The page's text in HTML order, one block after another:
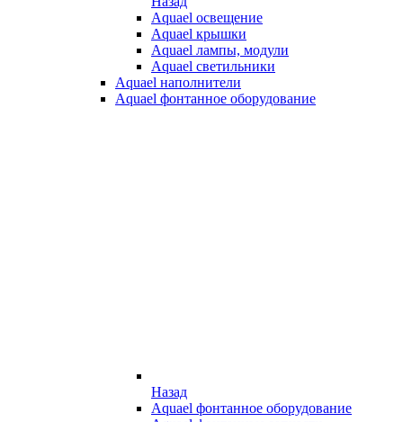
Aquael освещение
Aquael крышки
Aquael лампы, модули
Aquael светильники
Aquael наполнители
Aquael фонтанное оборудование
Назад
Aquael фонтанное оборудование